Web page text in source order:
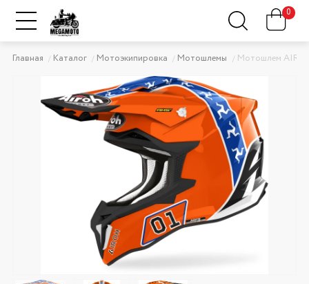
0
Главная Каталог Мотоэкипировка Мотошлемы Мотошлем